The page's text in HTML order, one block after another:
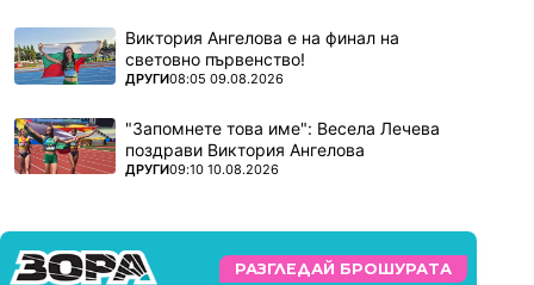
Виктория Ангелова е на финал на
световно първенство!
ПОВЕЧЕ ОТ
ДРУГИ08:05 09.08.2026
"Запомнете това име": Весела Лечева
поздрави Виктория Ангелова
ПОВЕЧЕ ОТ
ДРУГИ09:10 10.08.2026
РАЗГЛЕДАЙ БРОШУРАТА